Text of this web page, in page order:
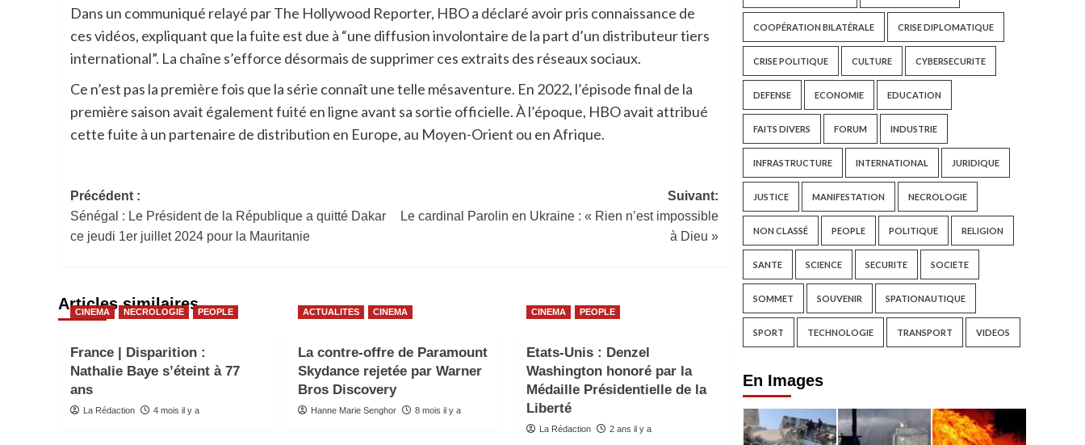
Dans un communiqué relayé par The Hollywood Reporter, HBO a déclaré avoir pris connaissance de
ces vidéos, expliquant que la fuite est due à “une diffusion involontaire de la part d’un distributeur tiers
international”. La chaîne s’efforce désormais de supprimer ces extraits des réseaux sociaux.
Ce n’est pas la première fois que la série connaît une telle mésaventure. En 2022, l’épisode final de la
première saison avait également fuité en ligne avant sa sortie officielle. À l’époque, HBO avait attribué
cette fuite à un partenaire de distribution en Europe, au Moyen-Orient ou en Afrique.
Navigation
d’article
Précédent :
Sénégal : Le Président de la République a quitté Dakar
ce jeudi 1er juillet 2024 pour la Mauritanie
Suivant:
Le cardinal Parolin en Ukraine : « Rien n’est impossible
à Dieu »
Articles similaires
CINEMA NECROLOGIE PEOPLE
France | Disparition :
Nathalie Baye s’éteint à 77
ans
La Rédaction 4 mois il y a
ACTUALITES CINEMA
La contre-offre de Paramount
Skydance rejetée par Warner
Bros Discovery
Hanne Marie Senghor 8 mois il y a
CINEMA PEOPLE
Etats-Unis : Denzel
Washington honoré par la
Médaille Présidentielle de la
Liberté
La Rédaction 2 ans il y a
COOPÉRATION BILATÉRALE CRISE DIPLOMATIQUE
CRISE POLITIQUE CULTURE CYBERSECURITE
DEFENSE ECONOMIE EDUCATION
FAITS DIVERS FORUM INDUSTRIE
INFRASTRUCTURE INTERNATIONAL JURIDIQUE
JUSTICE MANIFESTATION NECROLOGIE
NON CLASSÉ PEOPLE POLITIQUE RELIGION
SANTE SCIENCE SECURITE SOCIETE
SOMMET SOUVENIR SPATIONAUTIQUE
SPORT TECHNOLOGIE TRANSPORT VIDEOS
En Images